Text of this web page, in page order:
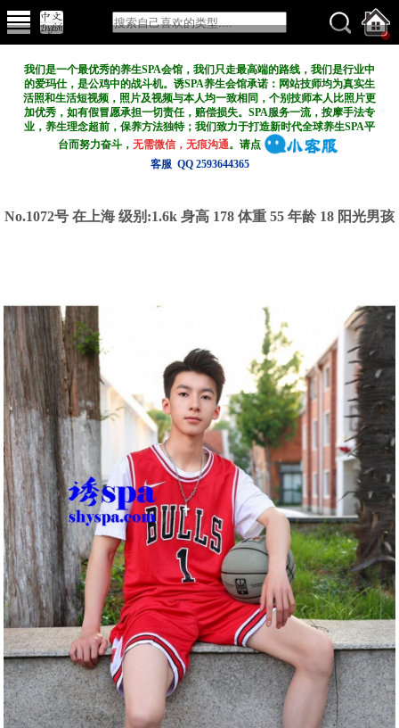
我们是一个最优秀的养生SPA会馆，我们只走最高端的路线，我们是行业中
的爱玛仕，是公鸡中的战斗机。诱SPA养生会馆承诺：网站技师均为真实生
活照和生活短视频，照片及视频与本人均一致相同，个别技师本人比照片更
加优秀，如有假冒愿承担一切责任，赔偿损失。SPA服务一流，按摩手法专
业，养生理念超前，保养方法独特；我们致力于打造新时代全球养生SPA平
台而努力奋斗，无需微信，无痕沟通。请点
客服 QQ 2593644365
No.1072号 在上海 级别:1.6k 身高 178 体重 55 年龄 18 阳光男孩